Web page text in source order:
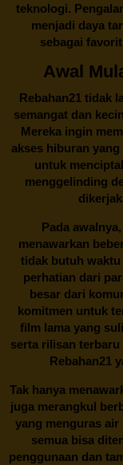
teknologi.
menjadi daya
sebagai
Awal
Rebahan21 tidak
semangat dan
Mereka ingin
akses hiburan
untuk
menggelinding
Pada awalnya,
menawarkan
tidak butuh
perhatian dari
besar dari
komitmen untuk
film lama yang
serta rilisan
Rebahan21
Tak hanya
juga merangkul
yang menguras air
semua bisa
penggunaan dan